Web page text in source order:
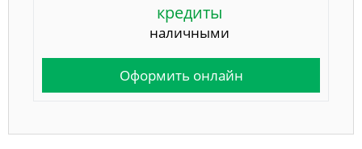
кредиты
наличными
Оформить онлайн